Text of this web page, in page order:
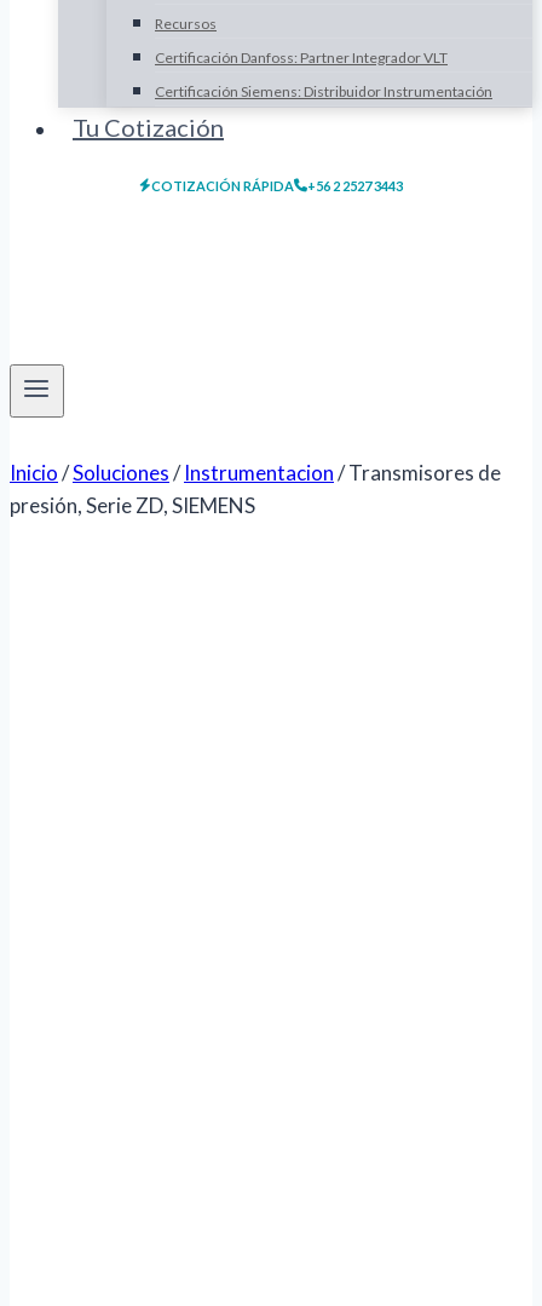
Recursos
Certificación Danfoss: Partner Integrador VLT
Certificación Siemens: Distribuidor Instrumentación
Tu Cotización
COTIZACIÓN RÁPIDA +56 2 2527 3443
Inicio/Soluciones/ Instrumentacion/Transmisores de
presión, Serie ZD, SIEMENS